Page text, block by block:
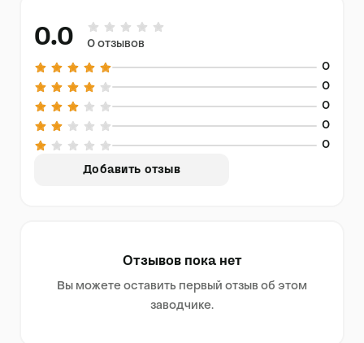
0.0 0 отзывов
0
0
0
0
0
Добавить отзыв
Отзывов пока нет
Вы можете оставить первый отзыв об этом
заводчике.